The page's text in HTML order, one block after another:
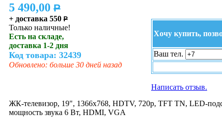
5 490,00 P
+ доставка 550 P
Только наличные!
Есть на складе,
доставка 1-2 дня
Код товара: 32439
Обновлено: больше 30 дней назад
Хочу купить,
Ваш тел.
Написать отзыв.
ЖК-телевизор, 19", 1366x768, HDTV, 720p, TFT TN, LED-
мощность звука 6 Вт, HDMI, VGA